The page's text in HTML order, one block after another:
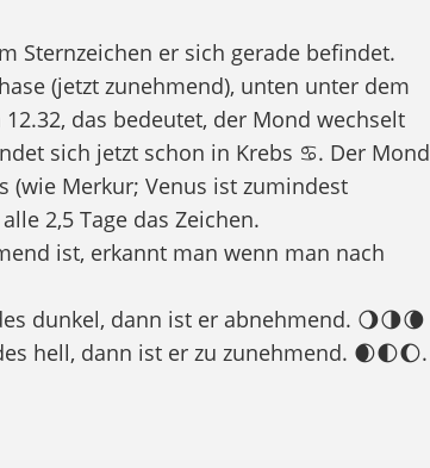
Sternzeichen er sich gerade befindet.
(jetzt zunehmend), unten unter dem
das bedeutet, der Mond wechselt
sich jetzt schon in Krebs ♋. Der Mond
(wie Merkur; Venus ist zumindest
2,5 Tage das Zeichen.
ist, erkannt man wenn man nach
dunkel, dann ist er abnehmend. 🌖🌗🌘
hell, dann ist er zu zunehmend. 🌒🌓🌔.